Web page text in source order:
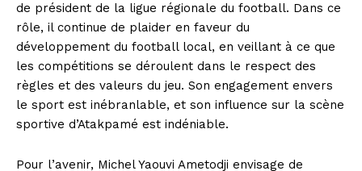
de président de la ligue régionale du football. Dans ce
rôle, il continue de plaider en faveur du
développement du football local, en veillant à ce que
les compétitions se déroulent dans le respect des
règles et des valeurs du jeu. Son engagement envers
le sport est inébranlable, et son influence sur la scène
sportive d’Atakpamé est indéniable.
Pour l’avenir, Michel Yaouvi Ametodji envisage de